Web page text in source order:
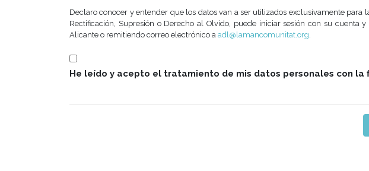
Declaro conocer y entender que los datos van a ser utilizados exclusivamente para
Rectificación, Supresión o Derecho al Olvido, puede iniciar sesión con su cuenta
Alicante o remitiendo correo electrónico a adl@lamancomunitat.org
He leído y acepto el tratamiento de mis datos personales con